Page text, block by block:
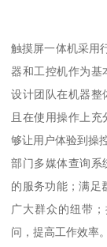
触摸屏一体机采用
器和工控机作为基
设计团队在机器整
且在使用操作上
够让用户体验到操
部门多媒体查询系
的服务功能；满足
广大群众的纽带
问，提高工作效率。